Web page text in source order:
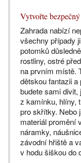
Vytvořte
Zahrada nabízí
všechny případy
potomků
rostliny, ostré
na prvním místě.
dětskou fantazii
budete sami divit,
z kamínku, hlíny,
pro skřítky. Nebo
materiál promění
náramky,
závodní hřiště a
v hodu šiškou do